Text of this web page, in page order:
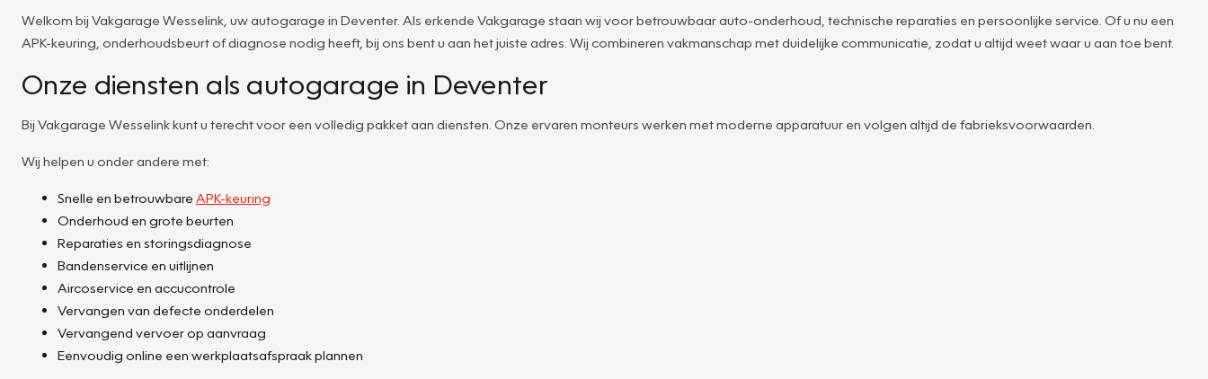
Welkom bij Vakgarage Wesselink, uw autogarage in Deventer. Als erkende Vakgarage staan wij voor betrouwbaar auto-onderhoud, technische reparaties en persoonlijke service. Of u nu een
APK-keuring, onderhoudsbeurt of diagnose nodig heeft, bij ons bent u aan het juiste adres. Wij combineren vakmanschap met duidelijke communicatie, zodat u altijd weet waar u aan toe bent.
Onze diensten als autogarage in Deventer
Bij Vakgarage Wesselink kunt u terecht voor een volledig pakket aan diensten. Onze ervaren monteurs werken met moderne apparatuur en volgen altijd de fabrieksvoorwaarden.
Wij helpen u onder andere met:
Snelle en betrouwbare APK-keuring
Onderhoud en grote beurten
Reparaties en storingsdiagnose
Bandenservice en uitlijnen
Aircoservice en accucontrole
Vervangen van defecte onderdelen
Vervangend vervoer op aanvraag
Eenvoudig online een werkplaatsafspraak plannen